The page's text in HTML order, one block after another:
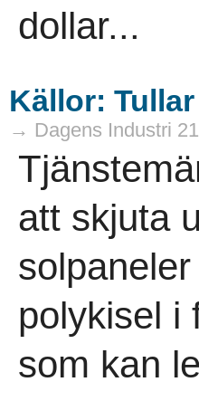
dollar...
Källor:
→ Dagens Industri
att skjuta
polykisel i
som kan